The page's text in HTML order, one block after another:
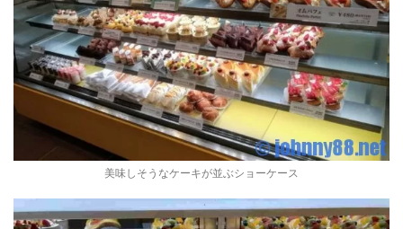
美味しそうなケーキが並ぶショーケース